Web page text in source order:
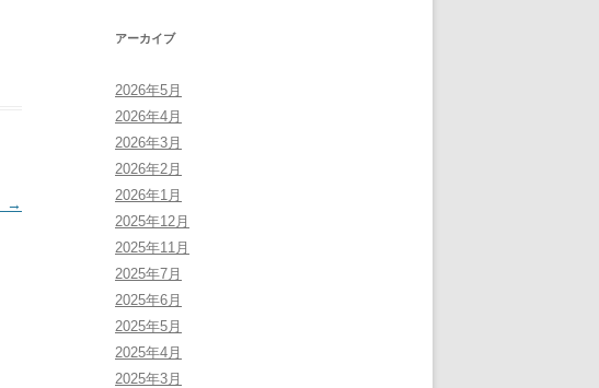
→
アーカイブ
2026年5月
2026年4月
2026年3月
2026年2月
2026年1月
2025年12月
2025年11月
2025年7月
2025年6月
2025年5月
2025年4月
2025年3月